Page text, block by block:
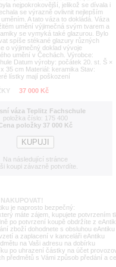
nejpokrokovější, jelikož se dívala i
se výrazně ovlivnit nejlepším
A tato váza to dokládá. Váza
umění výjimečná svým tvarem a
se vymyká také glazurou. Bylo
spíše stékané glazury různých
o výjimečný doklad vývoje
umění v Čechách. Výrobce:
Datum výroby: počátek 20. st. Š ×
35 cm Materiál: keramika Stav:
lístky mají poškození
37 000 Kč
váza Teplitz Fachschule
položka číslo: 175 400
položky 37 000 Kč
Na následující stránce
koupi závazně potvrdíte.
je naprosto bezpečný:
máte zájem, kupujete potvrzením
po potvrzení koupě obdržíte z
zboží dohodnete s obsluhou
a zaplacení v kanceláři eAntiku
na Vaši adresu na dobírku
po uhrazení částky na účet
předmětů s Vámi způsob předání a